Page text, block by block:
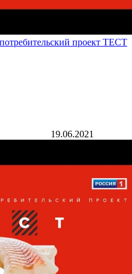
проект ТЕСТ
19.06.2021